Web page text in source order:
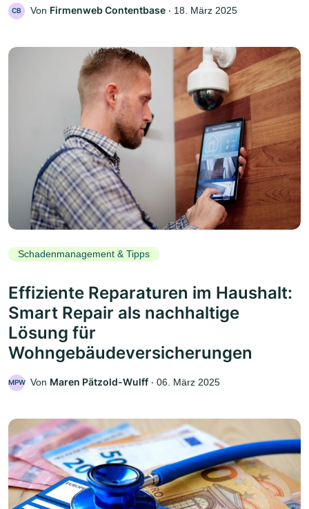
CB Von Firmenweb Contentbase ‧ 18. März 2025
Schadenmanagement & Tipps
Effiziente Reparaturen im Haushalt:
Smart Repair als nachhaltige
Lösung für
Wohngebäudeversicherungen
MPW Von Maren Pätzold-Wulff ‧ 06. März 2025